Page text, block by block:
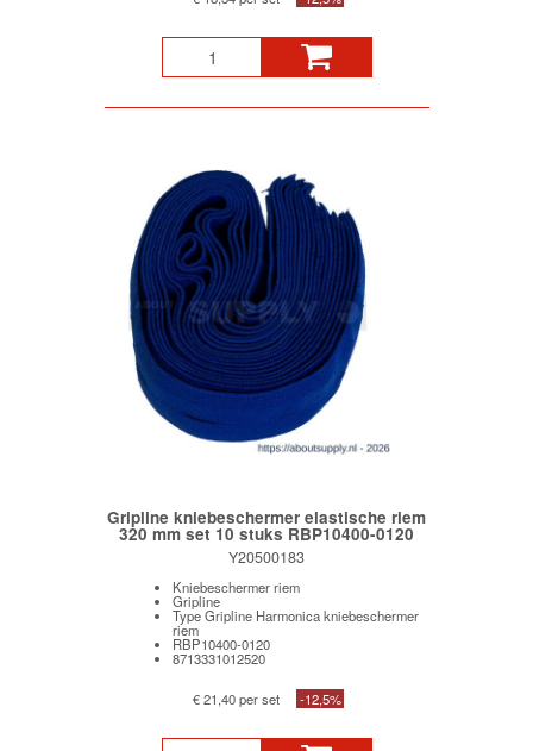
Gripline kniebeschermer elastische riem
320 mm set 10 stuks RBP10400-0120
Y20500183
Kniebeschermer riem
Gripline
Type Gripline Harmonica kniebeschermer
riem
RBP10400-0120
8713331012520
€ 21,40 per set -12,5%